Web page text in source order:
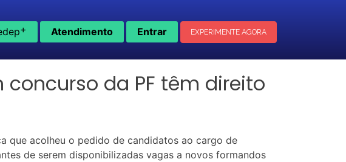
+ Atendimento Entrar EXPERIMENTE AGORA
concurso da PF têm direito
que acolheu o pedido de candidatos ao cargo de
de serem disponibilizadas vagas a novos formandos